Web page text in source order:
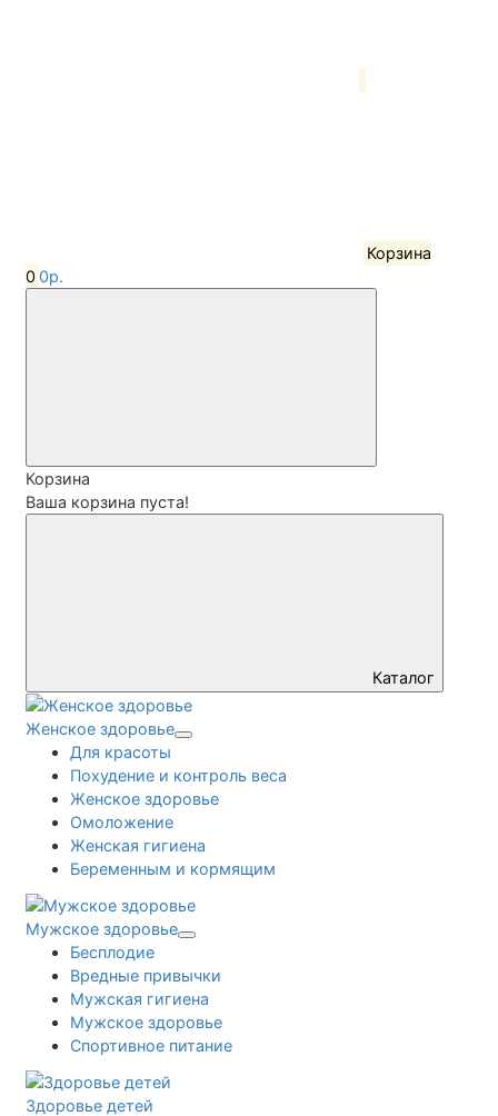
Корзина
0 0р.
Корзина
Ваша корзина пуста!
Каталог
Женское здоровье
Для красоты
Похудение и контроль веса
Женское здоровье
Омоложение
Женская гигиена
Беременным и кормящим
Мужское здоровье
Бесплодие
Вредные привычки
Мужская гигиена
Мужское здоровье
Спортивное питание
Здоровье детей